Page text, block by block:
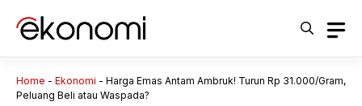
Home - Ekonomi - Harga Emas Antam Ambruk! Turun Rp 31.000/Gram,
Peluang Beli atau Waspada?